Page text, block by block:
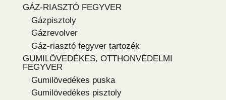
GÁZ-RIASZTÓ FEGYVER
Gázpisztoly
Gázrevolver
Gáz-riasztó fegyver tartozék
GUMILÖVEDÉKES, OTTHONVÉDELMI
FEGYVER
Gumilövedékes puska
Gumilövedékes pisztoly